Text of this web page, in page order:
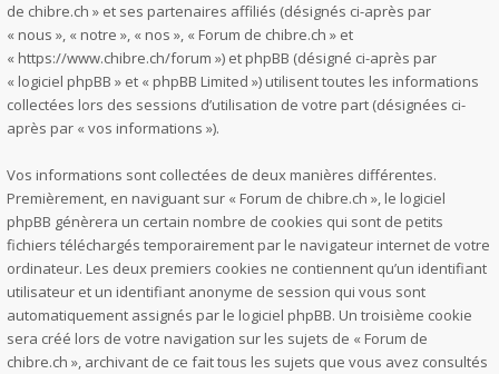
de chibre.ch » et ses partenaires affiliés (désignés ci-après par
« nous », « notre », « nos », « Forum de chibre.ch » et
« https://www.chibre.ch/forum ») et phpBB (désigné ci-après par
« logiciel phpBB » et « phpBB Limited ») utilisent toutes les informations
collectées lors des sessions d’utilisation de votre part (désignées ci-
après par « vos informations »).
Vos informations sont collectées de deux manières différentes.
Premièrement, en naviguant sur « Forum de chibre.ch », le logiciel
phpBB génèrera un certain nombre de cookies qui sont de petits
fichiers téléchargés temporairement par le navigateur internet de votre
ordinateur. Les deux premiers cookies ne contiennent qu’un identifiant
utilisateur et un identifiant anonyme de session qui vous sont
automatiquement assignés par le logiciel phpBB. Un troisième cookie
sera créé lors de votre navigation sur les sujets de « Forum de
chibre.ch », archivant de ce fait tous les sujets que vous avez consultés